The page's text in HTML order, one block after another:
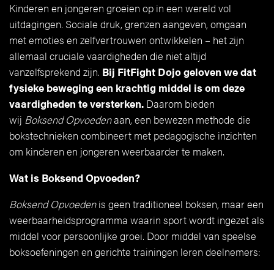
Kinderen en jongeren groeien op in een wereld vol
uitdagingen. Sociale druk, grenzen aangeven, omgaan
met emoties en zelfvertrouwen ontwikkelen – het zijn
allemaal cruciale vaardigheden die niet altijd
vanzelfsprekend zijn. Bij FitFight Dojo geloven we dat
fysieke beweging een krachtig middel is om deze
vaardigheden te versterken. Daarom bieden
wij Boksend Opvoedenaan, een bewezen methode die
bokstechnieken combineert met pedagogische inzichten
om kinderen en jongeren weerbaarder te maken.
Wat is Boksend Opvoeden?
Boksend Opvoedenis geen traditioneel boksen, maar een
weerbaarheidsprogramma waarin sport wordt ingezet als
middel voor persoonlijke groei. Door middel van speelse
boksoefeningen en gerichte trainingen leren deelnemers: